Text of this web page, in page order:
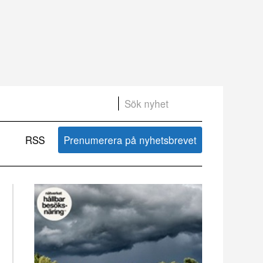
RSS Prenumerera på nyhetsbrevet